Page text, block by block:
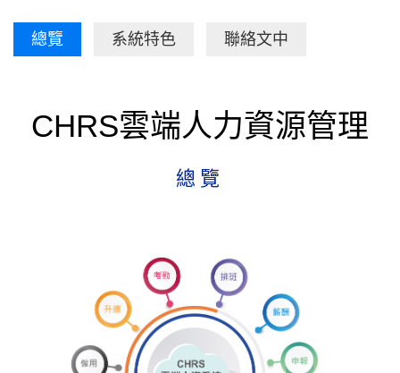
總覽 系統特色 聯絡文中
CHRS雲端人力資源管理
總覽